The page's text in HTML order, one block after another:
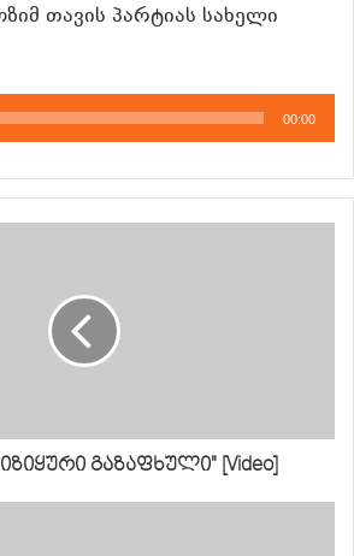
თავის პარტიას სახელი
00:00
გაზაფხული" [Video]